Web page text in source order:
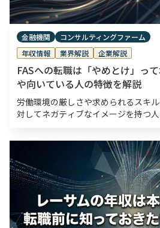
金融機関 コンサルティングファーム
年収情報
業界解説 企業解説
FASへの転職は「やめとけ」っ
や向いている人の特徴を解説
労働環境の厳しさや求められるスキ
対してネガティブなイメージを持つ
もいるのではないでしょうか。しか